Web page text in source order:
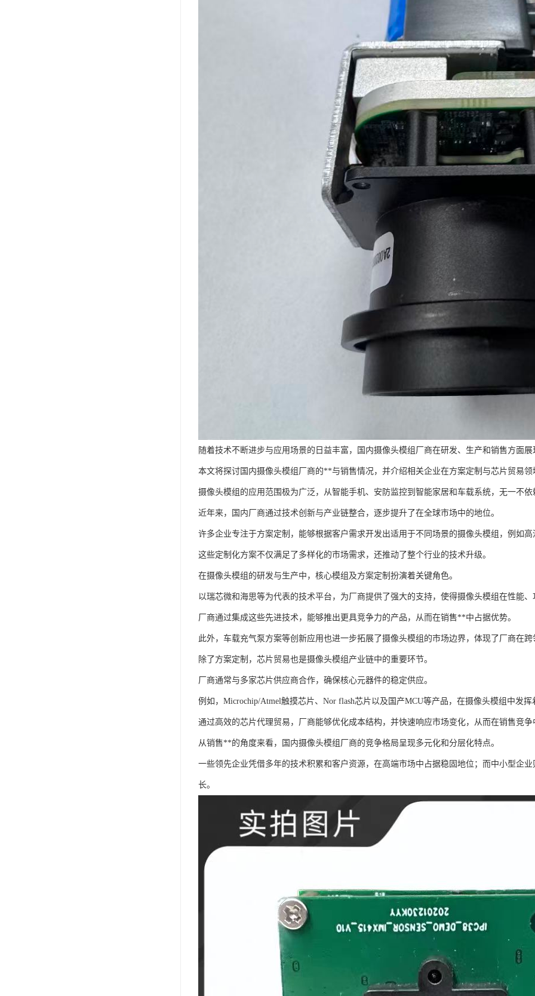
随着技术不断进步与应用场景的日益丰富，国内摄像头模组厂商在研发、生产和销售方面
本文将探讨国内摄像头模组厂商的**与销售情况，并介绍相关企业在方案定制与芯片贸易领
摄像头模组的应用范围极为广泛，从智能手机、安防监控到智能家居和车载系统，无一不
近年来，国内厂商通过技术创新与产业链整合，逐步提升了在全球市场中的地位。
许多企业专注于方案定制，能够根据客户需求开发出适用于不同场景的摄像头模组，例如
这些定制化方案不仅满足了多样化的市场需求，还推动了整个行业的技术升级。
在摄像头模组的研发与生产中，核心模组及方案定制扮演着关键角色。
以瑞芯微和海思等为代表的技术平台，为厂商提供了强大的支持，使得摄像头模组在性能
厂商通过集成这些先进技术，能够推出更具竞争力的产品，从而在销售**中占据优势。
此外，车载充气泵方案等创新应用也进一步拓展了摄像头模组的市场边界，体现了厂商在
除了方案定制，芯片贸易也是摄像头模组产业链中的重要环节。
厂商通常与多家芯片供应商合作，确保核心元器件的稳定供应。
例如，Microchip/Atmel触摸芯片、Nor flash芯片以及国产MCU等产品，在摄像头模组中发
通过高效的芯片代理贸易，厂商能够优化成本结构，并快速响应市场变化，从而在销售竞
从销售**的角度来看，国内摄像头模组厂商的竞争格局呈现多元化和分层化特点。
一些领先企业凭借多年的技术积累和客户资源，在高端市场中占据稳固地位；而中小型企
长。